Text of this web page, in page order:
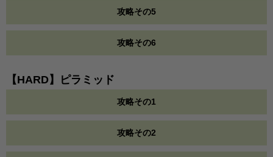
攻略その5
攻略その6
【HARD】ピラミッド
攻略その1
攻略その2